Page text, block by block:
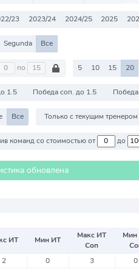
23 2023/24 2024/25 2025
Segunda Все
по 5 10 15 20
1.5 Победа соп. до 1.5
Все Только с текущим тренером
Против команд со стоимостью от до
обновлена
ИТ Мин ИТ
Макс ИТ
Соп
Мин
2 0 3 0